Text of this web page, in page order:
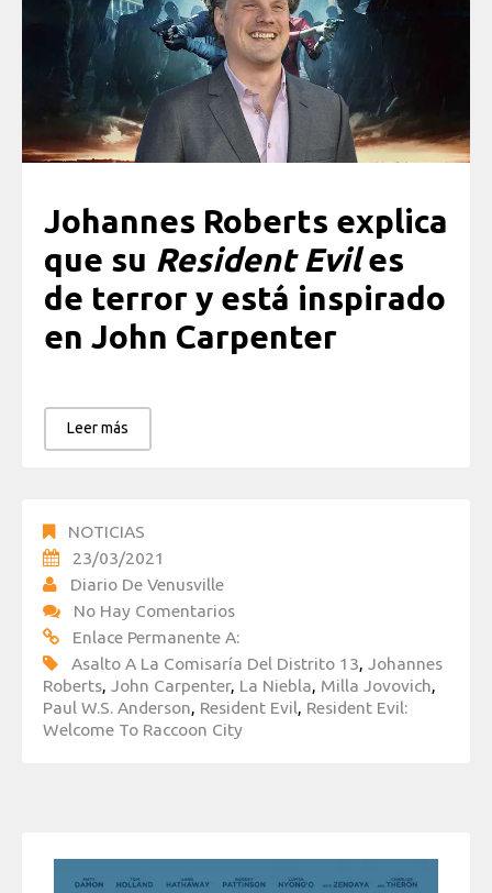
Johannes Roberts explica
que su Resident Eviles
de terror y está inspirado
en John Carpenter
Leer más
NOTICIAS
23/03/2021
Diario De Venusville
No Hay Comentarios
Enlace Permanente A:
Asalto A La Comisaría Del Distrito 13, Johannes
Roberts, John Carpenter, La Niebla, Milla Jovovich,
Paul W.S. Anderson, Resident Evil, Resident Evil:
Welcome To Raccoon City